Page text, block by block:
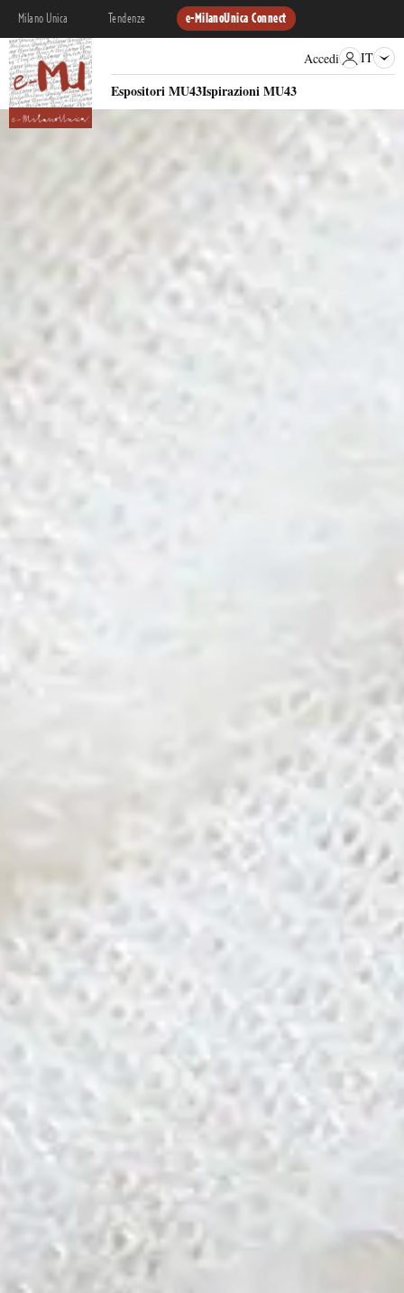
Milano Unica Tendenze e-MilanoUnica Connect
Espositori MU43Ispirazioni MU43
Accedi IT